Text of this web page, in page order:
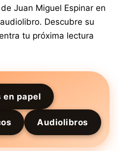
Juan Miguel Espinar en
Descubre su
tu próxima lectura
en papel
Audiolibros